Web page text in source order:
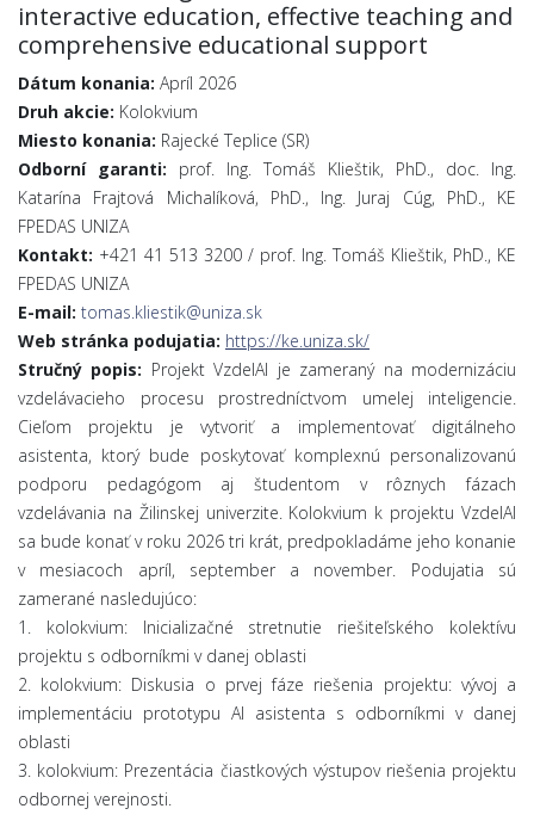
interactive education, effective teaching and
comprehensive educational support
Dátum konania: Apríl 2026
Druh akcie: Kolokvium
Miesto konania: Rajecké Teplice (SR)
Odborní garanti: prof. Ing. Tomáš Klieštik, PhD., doc. Ing.
Katarína Frajtová Michalíková, PhD., Ing. Juraj Cúg, PhD., KE
FPEDAS UNIZA
Kontakt: +421 41 513 3200 / prof. Ing. Tomáš Klieštik, PhD., KE
FPEDAS UNIZA
E-mail: tomas.kliestik@uniza.sk
Web stránka podujatia: https://ke.uniza.sk/
Stručný popis: Projekt VzdelAI je zameraný na modernizáciu
vzdelávacieho procesu prostredníctvom umelej inteligencie.
Cieľom projektu je vytvoriť a implementovať digitálneho
asistenta, ktorý bude poskytovať komplexnú personalizovanú
podporu pedagógom aj študentom v rôznych fázach
vzdelávania na Žilinskej univerzite. Kolokvium k projektu VzdelAI
sa bude konať v roku 2026 tri krát, predpokladáme jeho konanie
v mesiacoch apríl, september a november. Podujatia sú
zamerané nasledujúco:
1. kolokvium: Inicializačné stretnutie riešiteľského kolektívu
projektu s odborníkmi v danej oblasti
2. kolokvium: Diskusia o prvej fáze riešenia projektu: vývoj a
implementáciu prototypu AI asistenta s odborníkmi v danej
oblasti
3. kolokvium: Prezentácia čiastkových výstupov riešenia projektu
odbornej verejnosti.